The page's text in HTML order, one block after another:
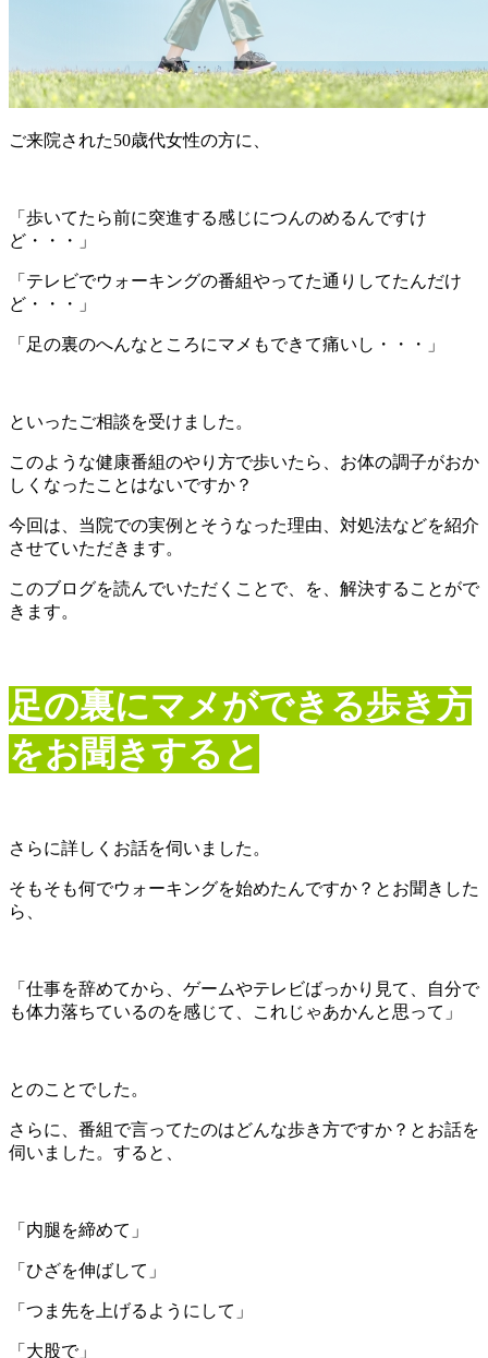
ご来院された50歳代女性の方に、
「歩いてたら前に突進する感じにつんのめるんですけ
ど・・・」
「テレビでウォーキングの番組やってた通りしてたんだけ
ど・・・」
「足の裏のへんなところにマメもできて痛いし・・・」
といったご相談を受けました。
このような健康番組のやり方で歩いたら、お体の調子がおか
しくなったことはないですか？
今回は、当院での実例とそうなった理由、対処法などを紹介
させていただきます。
このブログを読んでいただくことで、を、解決することがで
きます。
足の裏にマメができる歩き方
をお聞きすると
さらに詳しくお話を伺いました。
そもそも何でウォーキングを始めたんですか？とお聞きした
ら、
「仕事を辞めてから、ゲームやテレビばっかり見て、自分で
も体力落ちているのを感じて、これじゃあかんと思って」
とのことでした。
さらに、番組で言ってたのはどんな歩き方ですか？とお話を
伺いました。すると、
「内腿を締めて」
「ひざを伸ばして」
「つま先を上げるようにして」
「大股で」